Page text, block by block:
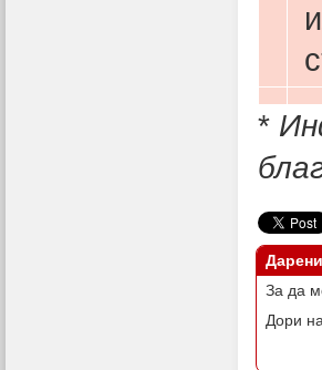
*
За да
Дори